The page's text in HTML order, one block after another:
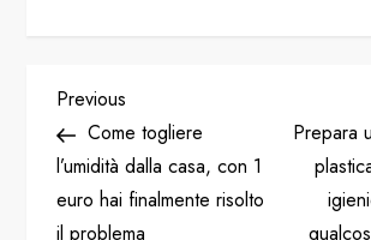
P
o
s
Previous
Post
Previous
Come togliere
l’umidità dalla casa, con 1
euro hai finalmente risolto
il problema
Prepara